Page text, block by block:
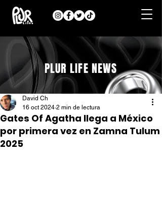
PLUR LIFE NEWS
Gates Of Agatha llega a México
por primera vez en Zamna Tulum
2025
David Ch
16 oct 2024 2 min de lectura